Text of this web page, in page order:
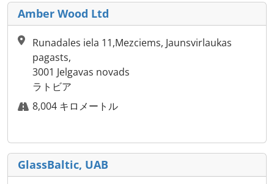
Amber Wood Ltd
Runadales iela 11,Mezciems, Jaunsvirlaukas
pagasts,
3001 Jelgavas novads
ラトビア
8,004 キロメートル
GlassBaltic, UAB